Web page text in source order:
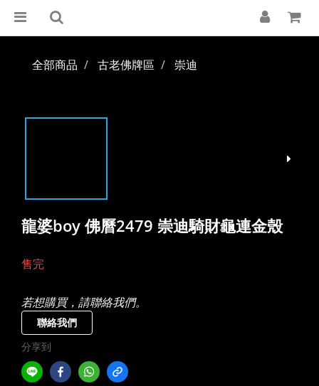
全部商品 古老佛牌區 崇迪
龍婆boy 佛曆2479 崇迪騎財龜連金殼
售完
若想購買，請聯絡我們。
聯絡我們
分享到